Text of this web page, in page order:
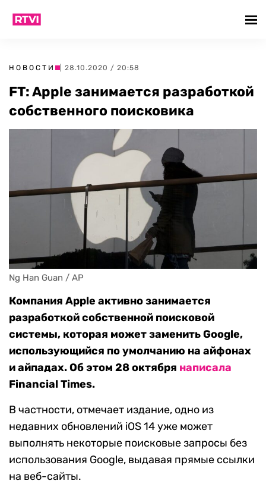
НОВОСТИ | 28.10.2020 / 20:58
FT: Apple занимается разработкой
собственного поисковика
Ng Han Guan / AP
Компания Apple активно занимается
разработкой собственной поисковой
системы, которая может заменить Google,
использующийся по умолчанию на айфонах
и айпадах. Об этом 28 октября написала
Financial Times.
В частности, отмечает издание, одно из
недавних обновлений iOS 14 уже может
выполнять некоторые поисковые запросы без
использования Google, выдавая прямые ссылки
на веб-сайты.